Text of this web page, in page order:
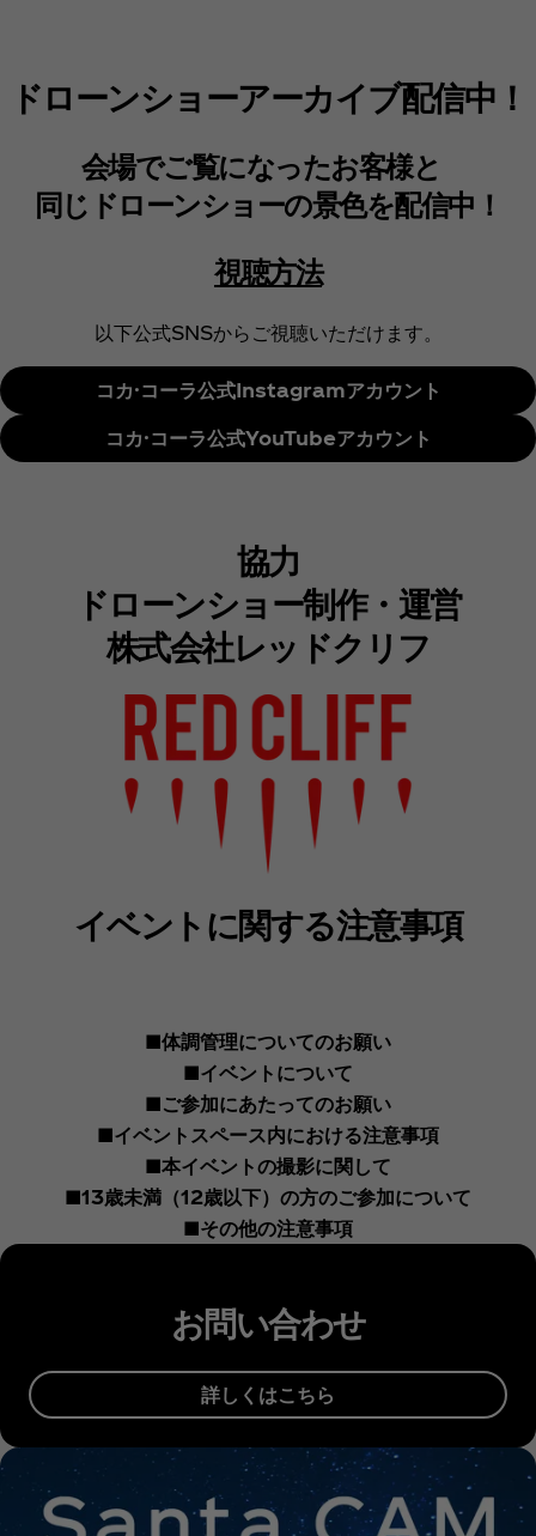
ドローンショーアーカイブ配信中！
会場でご覧になったお客様と
同じドローンショーの景色を配信中！
視聴方法
以下公式SNSからご視聴いただけます。
コカ·コーラ公式Instagramアカウント
コカ·コーラ公式YouTubeアカウント
協力
ドローンショー制作・運営
株式会社レッドクリフ
イベントに関する注意事項
■体調管理についてのお願い
■イベントについて
■ご参加にあたってのお願い
■イベントスペース内における注意事項
■本イベントの撮影に関して
■13歳未満（12歳以下）の方のご参加について
■その他の注意事項
お問い合わせ
詳しくはこちら